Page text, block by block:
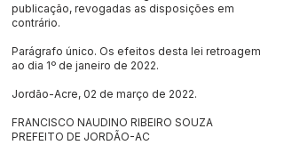
publicação, revogadas as disposições em
contrário.
Parágrafo único. Os efeitos desta lei retroagem
ao dia 1º de janeiro de 2022.
Jordão-Acre, 02 de março de 2022.
FRANCISCO NAUDINO RIBEIRO SOUZA
PREFEITO DE JORDÃO-AC